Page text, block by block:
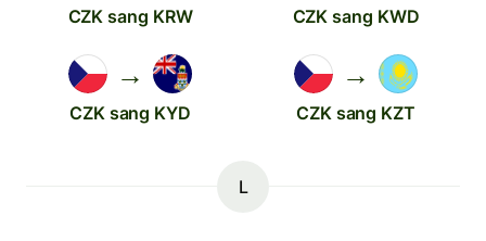
CZK sang KRW CZK sang KWD
→
CZK sang KYD
→
CZK sang KZT
L